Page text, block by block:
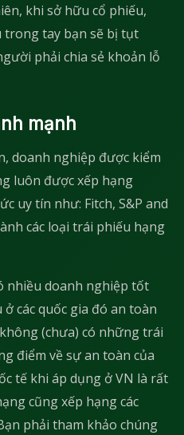
khi sở hữu cổ phiếu,
tay bạn sẽ bị tụt
phải chia sẻ khoản lỗ
mạnh
doanh nghiệp được kiểm
luôn được xếp hạng
uy tín như: Fitch, S&P and
các loại trái phiếu hạng
nhiều doanh nghiệp tốt
các quốc gia đó an toàn
(chưa) có những trái
điểm về sự an toàn của
tế khi áp dụng ở VN là rất
cũng xếp hạng các
phải tham khảo chúng